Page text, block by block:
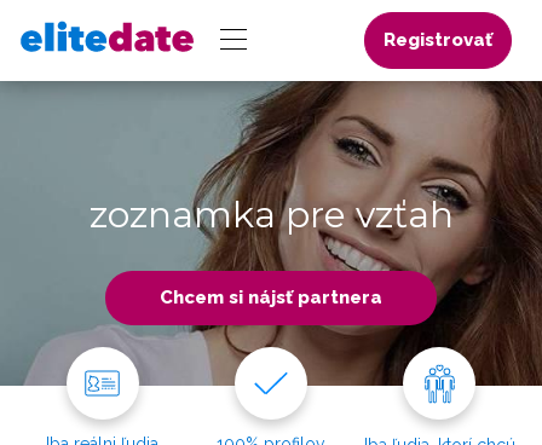
Registrovať
zoznamka pre vzťah
Chcem si nájsť partnera